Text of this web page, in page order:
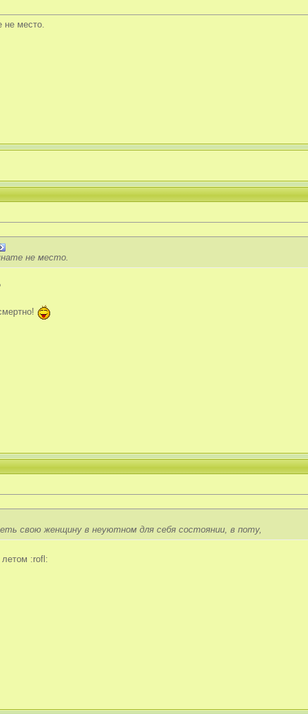
не место.
не место.
свою женщину в неуютном для себя состоянии, в поту,
:rofl: